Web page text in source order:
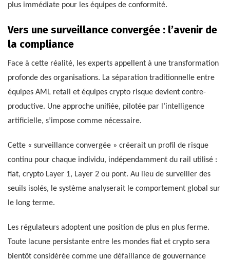
plus immédiate pour les équipes de conformité.
Vers une surveillance convergée : l’avenir de
la compliance
Face à cette réalité, les experts appellent à une transformation
profonde des organisations. La séparation traditionnelle entre
équipes AML retail et équipes crypto risque devient contre-
productive. Une approche unifiée, pilotée par l’intelligence
artificielle, s’impose comme nécessaire.
Cette « surveillance convergée » créerait un profil de risque
continu pour chaque individu, indépendamment du rail utilisé :
fiat, crypto Layer 1, Layer 2 ou pont. Au lieu de surveiller des
seuils isolés, le système analyserait le comportement global sur
le long terme.
Les régulateurs adoptent une position de plus en plus ferme.
Toute lacune persistante entre les mondes fiat et crypto sera
bientôt considérée comme une défaillance de gouvernance